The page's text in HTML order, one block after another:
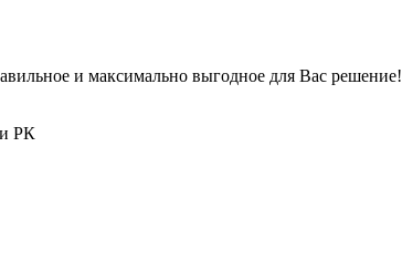
и максимально выгодное для Вас решение!
РК